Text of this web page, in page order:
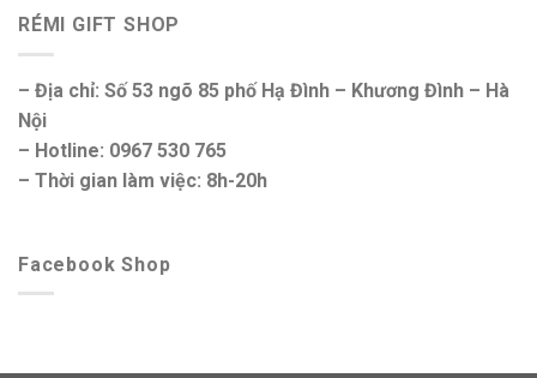
RÉMI GIFT SHOP
– Địa chỉ: Số 53 ngõ 85 phố Hạ Đình – Khương Đình – Hà
Nội
– Hotline: 0967 530 765
– Thời gian làm việc: 8h-20h
Facebook Shop